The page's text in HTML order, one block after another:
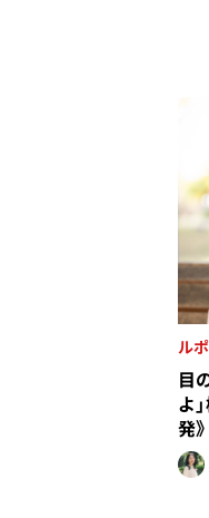
ル
目
よ
発》